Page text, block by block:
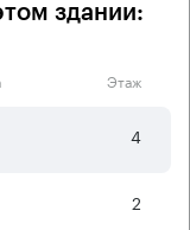
здании:
Этаж
4
2